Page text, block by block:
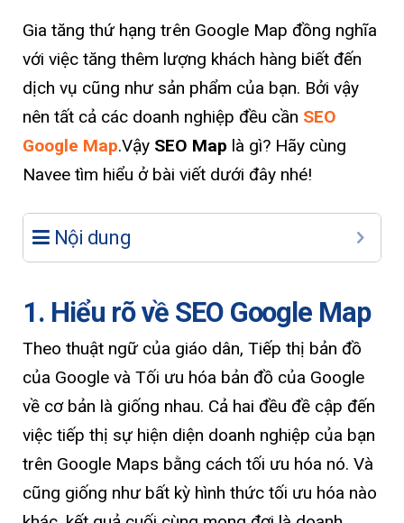
Gia tăng thứ hạng trên Google Map đồng nghĩa
với việc tăng thêm lượng khách hàng biết đến
dịch vụ cũng như sản phẩm của bạn. Bởi vậy
nên tất cả các doanh nghiệp đều cần SEO
Google Map.Vậy SEO Map là gì? Hãy cùng
Navee tìm hiểu ở bài viết dưới đây nhé!
Nội dung
1. Hiểu rõ về SEO Google Map
Theo thuật ngữ của giáo dân, Tiếp thị bản đồ
của Google và Tối ưu hóa bản đồ của Google
về cơ bản là giống nhau. Cả hai đều đề cập đến
việc tiếp thị sự hiện diện doanh nghiệp của bạn
trên Google Maps bằng cách tối ưu hóa nó. Và
cũng giống như bất kỳ hình thức tối ưu hóa nào